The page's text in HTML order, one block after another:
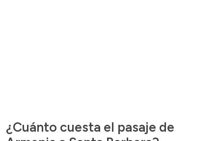
¿Cuánto cuesta el pasaje de